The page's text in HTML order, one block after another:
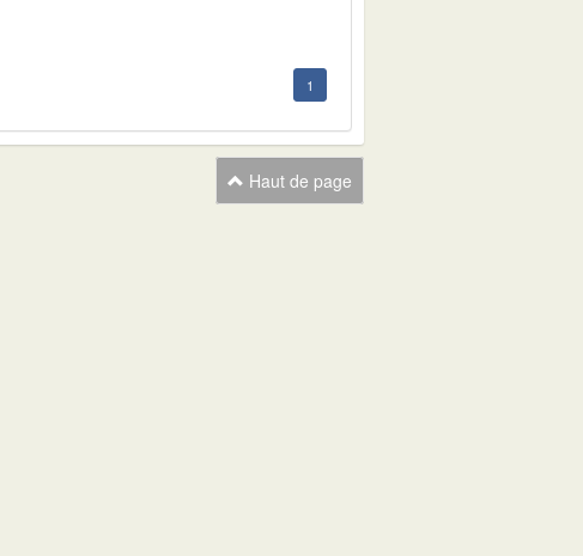
1
Haut de page